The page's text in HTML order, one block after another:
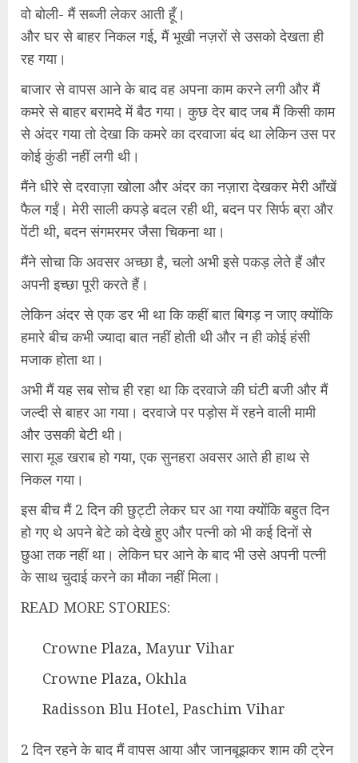
वो बोली- मैं सब्जी लेकर आती हूँ।
और घर से बाहर निकल गई, मैं भूखी नज़रों से उसको देखता ही
रह गया।
बाजार से वापस आने के बाद वह अपना काम करने लगी और मैं
कमरे से बाहर बरामदे में बैठ गया। कुछ देर बाद जब मैं किसी काम
से अंदर गया तो देखा कि कमरे का दरवाजा बंद था लेकिन उस पर
कोई कुंडी नहीं लगी थी।
मैंने धीरे से दरवाज़ा खोला और अंदर का नज़ारा देखकर मेरी आँखें
फैल गईं। मेरी साली कपड़े बदल रही थी, बदन पर सिर्फ ब्रा और
पेंटी थी, बदन संगमरमर जैसा चिकना था।
मैंने सोचा कि अवसर अच्छा है, चलो अभी इसे पकड़ लेते हैं और
अपनी इच्छा पूरी करते हैं।
लेकिन अंदर से एक डर भी था कि कहीं बात बिगड़ न जाए क्योंकि
हमारे बीच कभी ज्यादा बात नहीं होती थी और न ही कोई हंसी
मजाक होता था।
अभी मैं यह सब सोच ही रहा था कि दरवाजे की घंटी बजी और मैं
जल्दी से बाहर आ गया। दरवाजे पर पड़ोस में रहने वाली मामी
और उसकी बेटी थी।
सारा मूड खराब हो गया, एक सुनहरा अवसर आते ही हाथ से
निकल गया।
इस बीच मैं 2 दिन की छुट्टी लेकर घर आ गया क्योंकि बहुत दिन
हो गए थे अपने बेटे को देखे हुए और पत्नी को भी कई दिनों से
छुआ तक नहीं था। लेकिन घर आने के बाद भी उसे अपनी पत्नी
के साथ चुदाई करने का मौका नहीं मिला।
READ MORE STORIES:
Crowne Plaza, Mayur Vihar
Crowne Plaza, Okhla
Radisson Blu Hotel, Paschim Vihar
2 दिन रहने के बाद मैं वापस आया और जानबूझकर शाम की ट्रेन